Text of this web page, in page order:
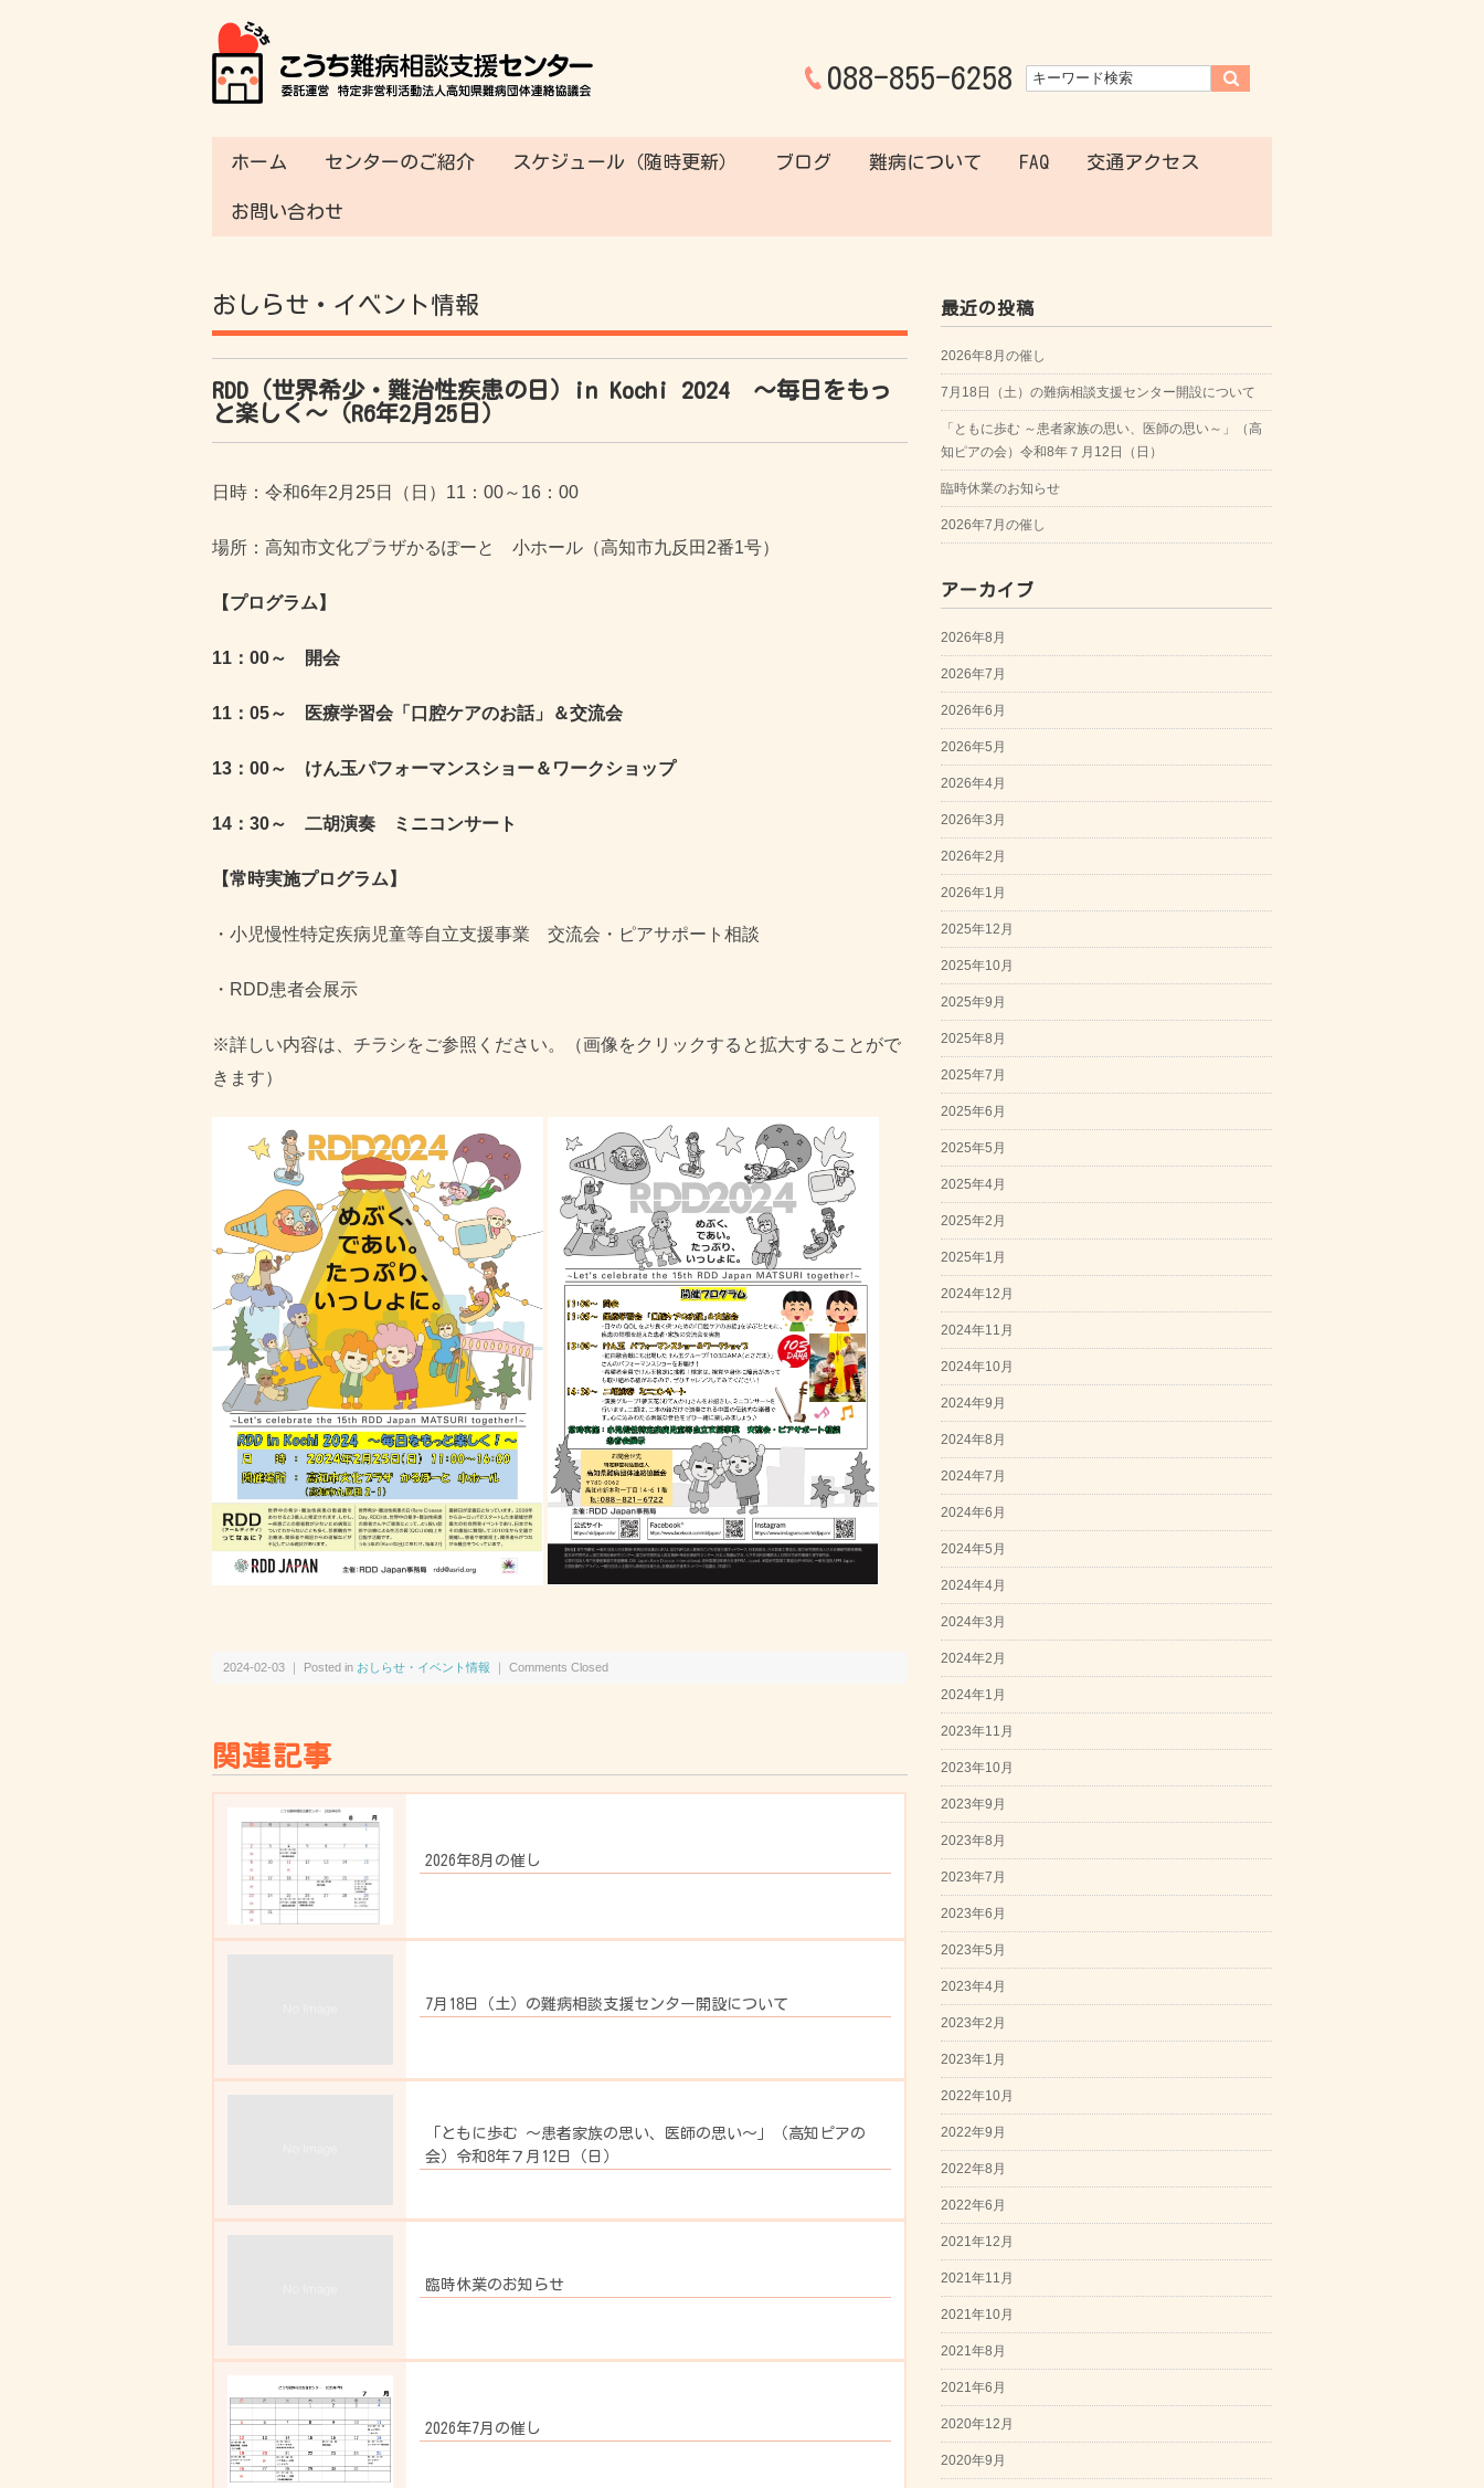
088-855-6258
ホーム センターのご紹介 スケジュール（随時更新） ブログ 難病について FAQ 交通アクセス
お問い合わせ
おしらせ・イベント情報
RDD（世界希少・難治性疾患の日）in Kochi 2024 ～毎日をもっ
と楽しく～（R6年2月25日）
日時：令和6年2月25日（日）11：00～16：00
場所：高知市文化プラザかるぽーと 小ホール（高知市九反田2番1号）
【プログラム】
11：00～ 開会
11：05～ 医療学習会「口腔ケアのお話」＆交流会
13：00～ けん玉パフォーマンスショー＆ワークショップ
14：30～ 二胡演奏 ミニコンサート
【常時実施プログラム】
・小児慢性特定疾病児童等自立支援事業 交流会・ピアサポート相談
・RDD患者会展示
※詳しい内容は、チラシをご参照ください。（画像をクリックすると拡大することがで
きます）
2024-02-03 ｜ Posted in おしらせ・イベント情報 ｜ Comments Closed
関連記事
2026年8月の催し
7月18日（土）の難病相談支援センター開設について
「ともに歩む ～患者家族の思い、医師の思い～」（高知ピアの
会）令和8年７月12日（日）
臨時休業のお知らせ
2026年7月の催し
最近の投稿
2026年8月の催し
7月18日（土）の難病相談支援センター開設について
「ともに歩む ～患者家族の思い、医師の思い～」（高
知ピアの会）令和8年７月12日（日）
臨時休業のお知らせ
2026年7月の催し
アーカイブ
2026年8月
2026年7月
2026年6月
2026年5月
2026年4月
2026年3月
2026年2月
2026年1月
2025年12月
2025年10月
2025年9月
2025年8月
2025年7月
2025年6月
2025年5月
2025年4月
2025年2月
2025年1月
2024年12月
2024年11月
2024年10月
2024年9月
2024年8月
2024年7月
2024年6月
2024年5月
2024年4月
2024年3月
2024年2月
2024年1月
2023年11月
2023年10月
2023年9月
2023年8月
2023年7月
2023年6月
2023年5月
2023年4月
2023年2月
2023年1月
2022年10月
2022年9月
2022年8月
2022年6月
2021年12月
2021年11月
2021年10月
2021年8月
2021年6月
2020年12月
2020年9月